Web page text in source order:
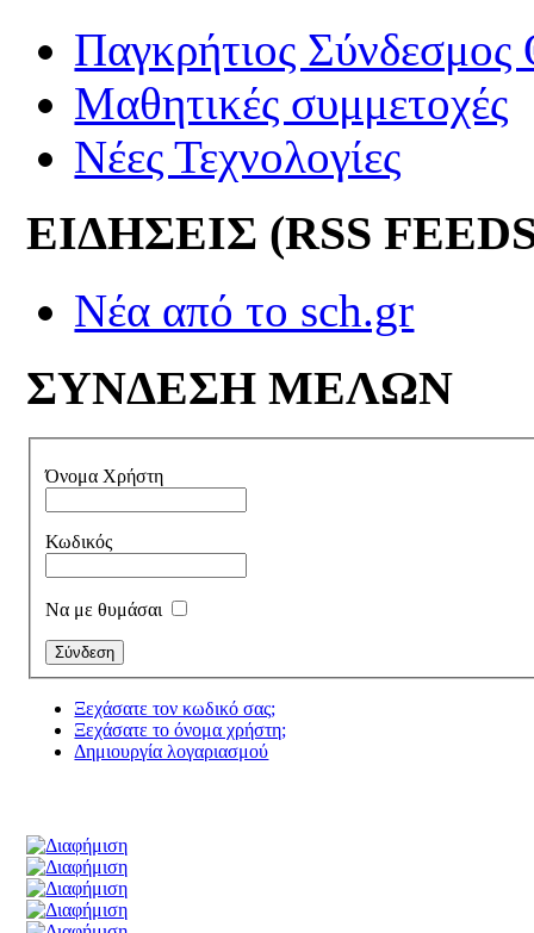
Παγκρήτιος
Μαθητικές συμμετοχές
Νέες Τεχνολογίες
ΕΙΔΗΣΕΙΣ (RSS
Νέα από το sch.gr
ΣΥΝΔΕΣΗ ΜΕΛΩΝ
Όνομα Χρήστη
Κωδικός
Να με θυμάσαι
Ξεχάσατε τον κωδικό σας;
Ξεχάσατε το όνομα χρήστη;
Δημιουργία λογαριασμού